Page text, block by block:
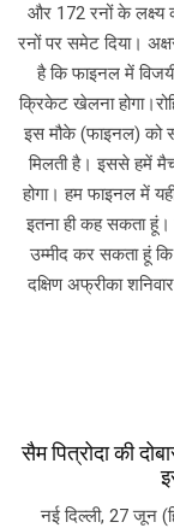
और 172 रनों के लक्ष्य
रनों पर समेट दिया।
है कि फाइनल में
क्रिकेट खेलना
इस मौके (फाइनल)
मिलती है। इससे हमें
होगा। हम फाइनल में
इतना ही कह सकता
उम्मीद कर सकता हूं
दक्षिण अफ्रीका
सैम पित्रोदा की
नई दिल्ली, 27 जून